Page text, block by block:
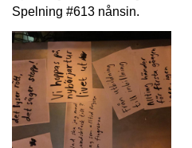
Spelning #613 nånsin.